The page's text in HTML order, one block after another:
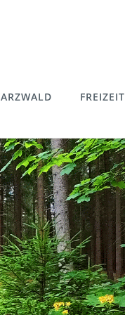
FREIZEIT